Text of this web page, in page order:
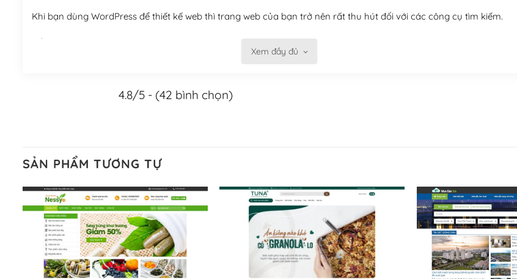
Khi bạn dùng WordPress để thiết kế web thì trang web của bạn trở nên rất thu hút đối với các công cụ tìm kiếm.
Tối ưu hóa công cụ tìm kiếm
Khi bạn sử dụng WordPress, thì vấn đề giao diện của bạn trở nên dễ dàng và nhanh chóng. Với kho Theme
– Sở hữu một cộng đồng lớn, sẵn sàng hỗ trợ
WordPress là nơi lưu trữ cho một diễn đàn cộng đồng khổng lồ được kiểm duyệt bởi các nhân viên và những người
cuồng tín WordPress.
Nếu bạn gặp khó khăn, bạn có thể lên mạng và tìm kiếm những cộng đồng WordPress, họ sẽ giúp bạn trả lời, giải
Xem đầy đủ
4.8/5 - (42 bình chọn)
SẢN PHẨM TƯƠNG TỰ